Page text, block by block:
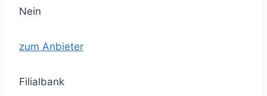
Nein
zum Anbieter
Filialbank